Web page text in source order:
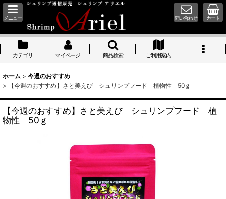
メニュー 問い合わせ カート
カテゴリ マイページ 商品検索 ご利用案内
ホーム > 今週のおすすめ
>
【今週のおすすめ】さと美えび シュリンプフード 植物性 50ｇ
【今週のおすすめ】さと美えび シュリンプフード 植
物性 50ｇ